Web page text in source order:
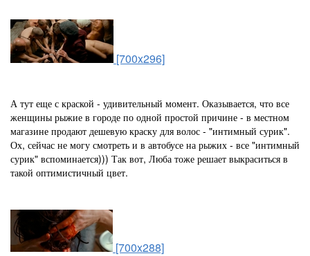
[700x296]
А тут еще с краской - удивительный момент. Оказывается, что все
женщины рыжие в городе по одной простой причине - в местном
магазине продают дешевую краску для волос - "интимный сурик".
Ох, сейчас не могу смотреть и в автобусе на рыжих - все "интимный
сурик" вспоминается))) Так вот, Люба тоже решает выкраситься в
такой оптимистичный цвет.
[700x288]